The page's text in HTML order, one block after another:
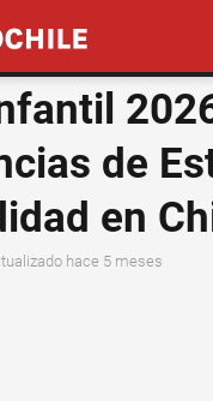
de
en
hace 5 meses